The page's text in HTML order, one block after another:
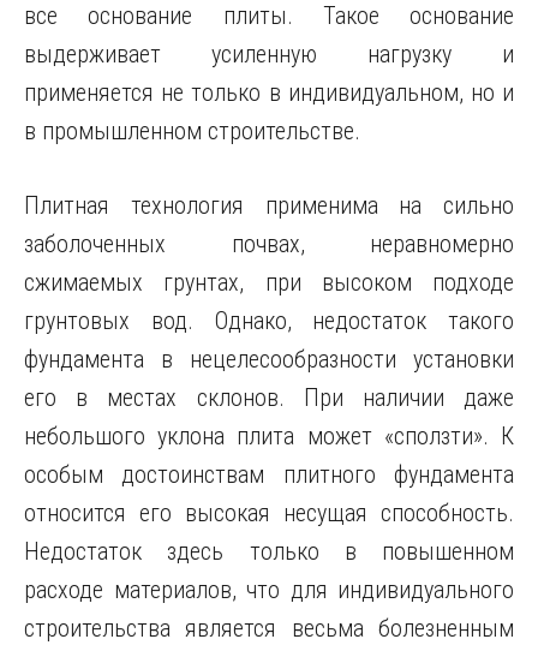
все основание плиты. Такое основание
выдерживает усиленную нагрузку и
применяется не только в индивидуальном, но и
в промышленном строительстве.
Плитная технология применима на сильно
заболоченных почвах, неравномерно
сжимаемых грунтах, при высоком подходе
грунтовых вод. Однако, недостаток такого
фундамента в нецелесообразности установки
его в местах склонов. При наличии даже
небольшого уклона плита может «сползти». К
особым достоинствам плитного фундамента
относится его высокая несущая способность.
Недостаток здесь только в повышенном
расходе материалов, что для индивидуального
строительства является весьма болезненным